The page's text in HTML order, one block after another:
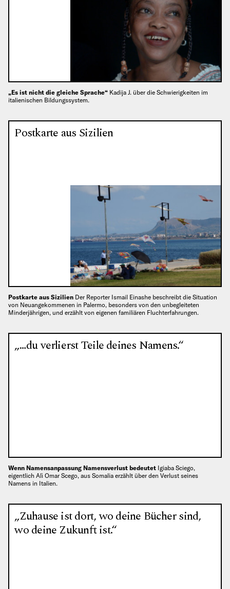
„Es ist nicht die gleiche Sprache“ Kadija J. über die Schwierigkeiten im
italienischen Bildungssystem.
Postkarte aus Sizilien
Postkarte aus Sizilien Der Reporter Ismail Einashe beschreibt die Situation
von Neuangekommenen in Palermo, besonders von den unbegleiteten
Minderjährigen, und erzählt von eigenen familiären Fluchterfahrungen.
„…du verlierst Teile deines Namens.“
Wenn Namensanpassung Namensverlust bedeutet Igiaba Sciego,
eigentlich Alì Omar Scego, aus Somalia erzählt über den Verlust seines
Namens in Italien.
„Zuhause ist dort, wo deine Bücher sind,
wo deine Zukunft ist.“